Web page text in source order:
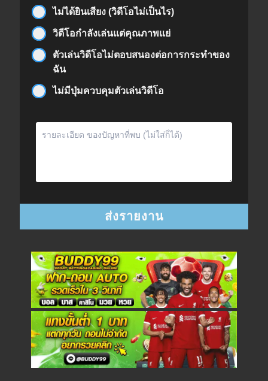
ไม่ได้ยินเสียง (วิดีโอไม่เป็นไร)
วิดีโอกำลังเล่นแต่คุณภาพแย่
ตัวเล่นวิดีโอไม่ตอบสนองต่อการกระทำของ
ฉัน
ไม่มีปุ่มควบคุมตัวเล่นวิดีโอ